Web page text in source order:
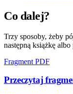
Co dalej?
Trzy sposoby, żeby
następną książkę albo
Fragment PDF
Przeczytaj